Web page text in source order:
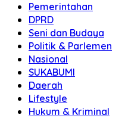
Pemerintahan
DPRD
Seni dan Budaya
Politik & Parlemen
Nasional
SUKABUMI
Daerah
Lifestyle
Hukum & Kriminal